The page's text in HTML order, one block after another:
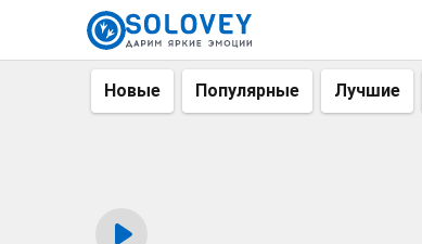
Новые Популярные Лучшие